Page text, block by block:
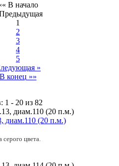
В начало
1
2
3
4
5
»
В конец »»
1 - 20 из 82
диам.110 (20 п.м.)
серого цвета.